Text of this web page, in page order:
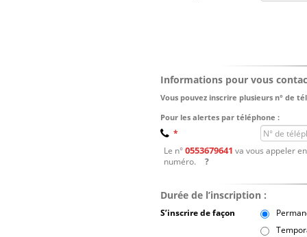
Informations pour vous
Vous pouvez inscrire plusieurs n° de
Pour les alertes par téléphone :
N° de téléphone
*
Le n°0553679641 va vous appeler
numéro.
?
Durée de l’inscription :
S’inscrire de façon